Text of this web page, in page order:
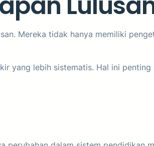
Mereka tidak hanya memiliki
yang lebih sistematis. Hal ini